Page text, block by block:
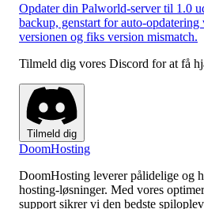
Opdater din Palworld-server til 1.0
backup, genstart for auto-
versionen og fiks version mismatch.
Tilmeld dig vores Discord for at få
Tilmeld dig
DoomHosting
DoomHosting leverer pålidelige og
hosting-løsninger. Med vores
support sikrer vi den bedste